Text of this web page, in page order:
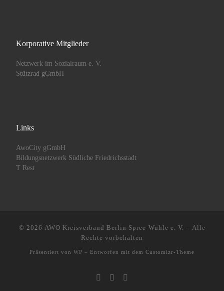
Korporative Mitglieder
Netzwerk im Sozialraum e. V.
Stützrad gGmbH
Links
AwoCity gGmbH
Bildungsnetzwerk Südliche Friedrichsstadt
T Rest
© 2026 AWO Kreisverband Berlin Spree-Wuhle e. V. – Alle
Rechte vorbehalten
Präsentiert von WP – Entworfen mit dem Customizr-Theme